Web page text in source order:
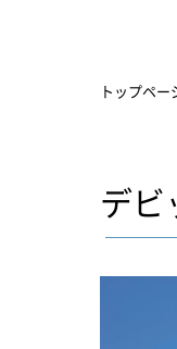
トップペー
デビ